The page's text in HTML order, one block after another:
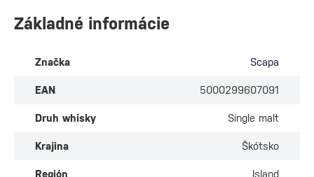
Základné informácie
Značka Scapa
EAN 5000299607091
Druh whisky Single malt
Krajina Škótsko
Región Island